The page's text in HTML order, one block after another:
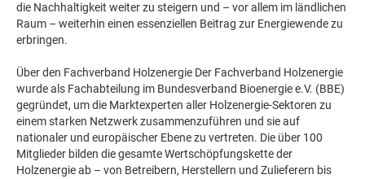
die Nachhaltigkeit weiter zu steigern und – vor allem im ländlichen
Raum – weiterhin einen essenziellen Beitrag zur Energiewende zu
erbringen.
Über den Fachverband Holzenergie Der Fachverband Holzenergie
wurde als Fachabteilung im Bundesverband Bioenergie e.V. (BBE)
gegründet, um die Marktexperten aller Holzenergie-Sektoren zu
einem starken Netzwerk zusammenzuführen und sie auf
nationaler und europäischer Ebene zu vertreten. Die über 100
Mitglieder bilden die gesamte Wertschöpfungskette der
Holzenergie ab – von Betreibern, Herstellern und Zulieferern bis